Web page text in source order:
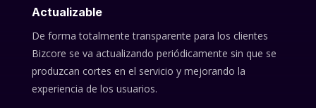
Actualizable
De forma totalmente transparente para los clientes
Bizcore se va actualizando periódicamente sin que se
produzcan cortes en el servicio y mejorando la
experiencia de los usuarios.